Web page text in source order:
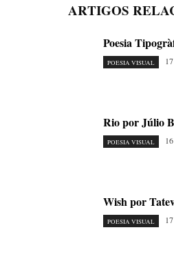
ARTIGOS
Poesia
POESIA VISUAL
Rio por Júlio
POESIA VISUAL
Wish por
POESIA VISUAL